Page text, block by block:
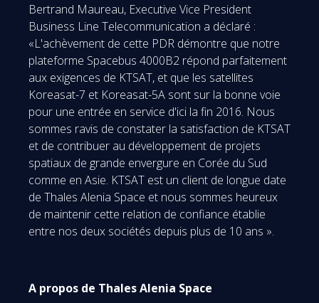
Bertrand Maureau, Executive Vice President
Business Line Telecommunication a déclaré :
«L'achèvement de cette PDR démontre que notre
plateforme Spacebus 4000B2 répond parfaitement
aux exigences de KTSAT, et que les satellites
Koreasat-7 et Koreasat-5A sont sur la bonne voie
pour une entrée en service d'ici la fin 2016. Nous
sommes ravis de constater la satisfaction de KTSAT
et de contribuer au développement de projets
spatiaux de grande envergure en Corée du Sud
comme en Asie. KTSAT est un client de longue date
de Thales Alenia Space et nous sommes heureux
de maintenir cette relation de confiance établie
entre nos deux sociétés depuis plus de 10 ans ».
A propos de Thales Alenia Space